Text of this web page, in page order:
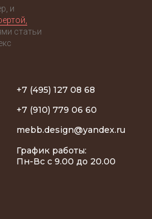
и
статьи
+7 (495) 127 08 68
+7 (910) 779 06 60
mebb.design@yandex.ru
График работы:
Пн-Вс с 9.00 до 20.00